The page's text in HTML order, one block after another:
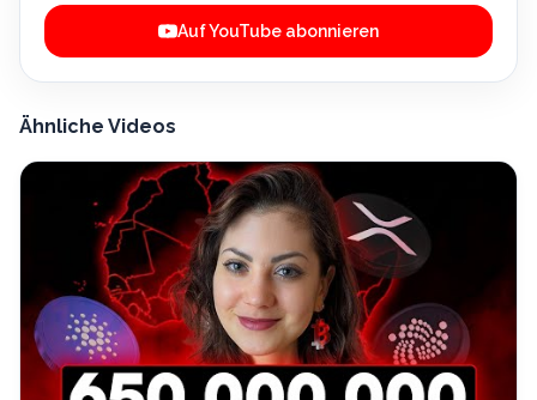
Auf YouTube abonnieren
Ähnliche Videos